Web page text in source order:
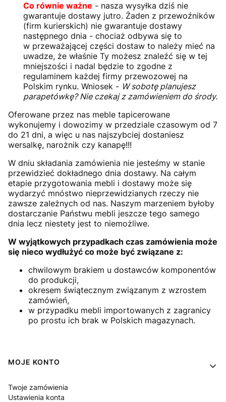
Co równie ważne - nasza wysyłka dziś nie
gwarantuje dostawy jutro. Żaden z przewoźników
(firm kurierskich) nie gwarantuje dostawy
następnego dnia - chociaż odbywa się to
w przeważającej części dostaw to należy mieć na
uwadze, że właśnie Ty możesz znaleźć się w tej
mniejszości i nadal będzie to zgodne z
regulaminem każdej firmy przewozowej na
Polskim rynku. Wniosek - W sobotę planujesz
parapetówkę? Nie czekaj z zamówieniem do środy.
Oferowane przez nas meble tapicerowane
wykonujemy i dowozimy w przedziale czasowym od 7
do 21 dni, a więc u nas najszybciej dostaniesz
wersalkę, narożnik czy kanapę!!!
W dniu składania zamówienia nie jesteśmy w stanie
przewidzieć dokładnego dnia dostawy. Na całym
etapie przygotowania mebli i dostawy może się
wydarzyć mnóstwo nieprzewidzianych rzeczy nie
zawsze zależnych od nas. Naszym marzeniem byłoby
dostarczanie Państwu mebli jeszcze tego samego
dnia lecz niestety jest to niemożliwe.
W wyjątkowych przypadkach czas zamówienia może
się nieco wydłużyć co może być związane z:
chwilowym brakiem u dostawców komponentów
do produkcji,
okresem świątecznym związanym z wzrostem
zamówień,
w przypadku mebli importowanych z zagranicy
po prostu ich brak w Polskich magazynach.
Linki w stopce
MOJE KONTO
Twoje zamówienia
Ustawienia konta